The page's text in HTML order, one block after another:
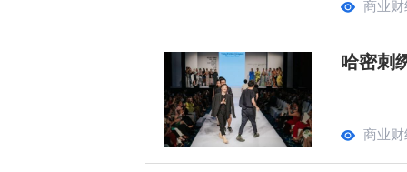
商业财
哈密刺
商业财